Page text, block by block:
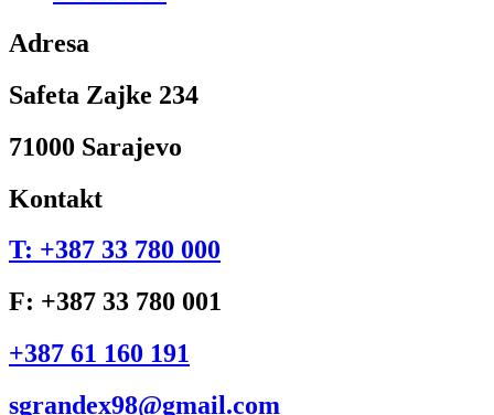
Adresa
Safeta Zajke 234
71000 Sarajevo
Kontakt
T: +387 33 780 000
F: +387 33 780 001
+387 61 160 191
sgrandex98@gmail.com